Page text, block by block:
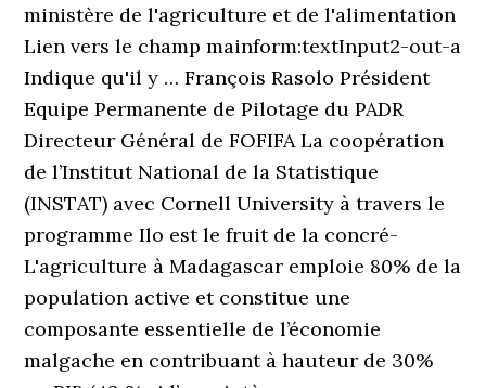
ministère de l'agriculture et de l'alimentation
Lien vers le champ mainform:textInput2-out-a
Indique qu'il y … François Rasolo Président
Equipe Permanente de Pilotage du PADR
Directeur Général de FOFIFA La coopération
de l’Institut National de la Statistique
(INSTAT) avec Cornell University à travers le
programme Ilo est le fruit de la concré-
L'agriculture à Madagascar emploie 80% de la
population active et constitue une
composante essentielle de l’économie
malgache en contribuant à hauteur de 30%